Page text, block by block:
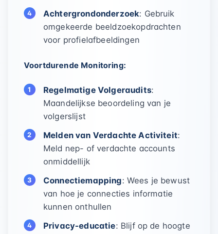
Achtergrondonderzoek: Gebruik
omgekeerde beeldzoekopdrachten
voor profielafbeeldingen
Voortdurende Monitoring:
Regelmatige Volgeraudits:
Maandelijkse beoordeling van je
volgerslijst
Melden van Verdachte Activiteit:
Meld nep- of verdachte accounts
onmiddellijk
Connectiemapping: Wees je bewust
van hoe je connecties informatie
kunnen onthullen
Privacy-educatie: Blijf op de hoogte